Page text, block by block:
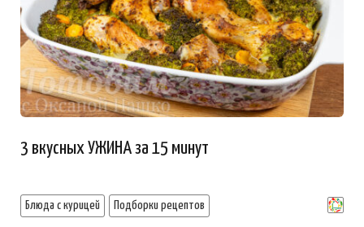
3 вкусных УЖИНА за 15 минут
Блюда с курицей Подборки рецептов